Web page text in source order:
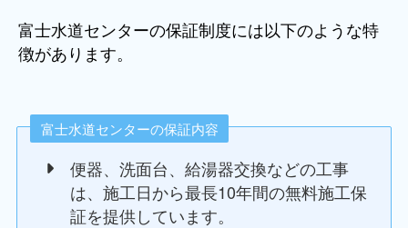
富士水道センターの保証制度には以下のような特
徴があります。
富士水道センターの保証内容
便器、洗面台、給湯器交換などの工事
は、施工日から最長10年間の無料施工保
証を提供しています。